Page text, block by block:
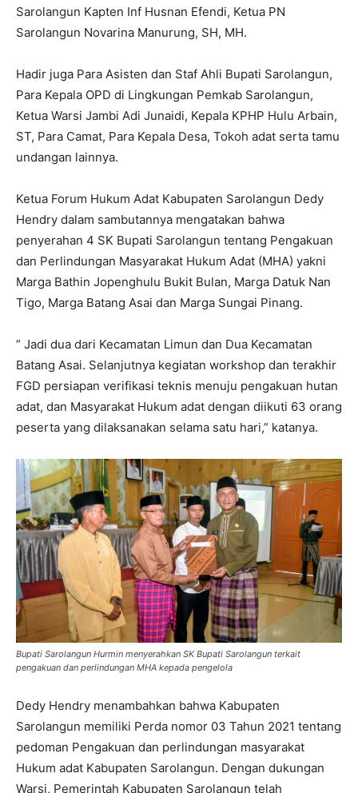
Sarolangun Kapten Inf Husnan Efendi, Ketua PN
Sarolangun Novarina Manurung, SH, MH.
Hadir juga Para Asisten dan Staf Ahli Bupati Sarolangun,
Para Kepala OPD di Lingkungan Pemkab Sarolangun,
Ketua Warsi Jambi Adi Junaidi, Kepala KPHP Hulu Arbain,
ST, Para Camat, Para Kepala Desa, Tokoh adat serta tamu
undangan lainnya.
Ketua Forum Hukum Adat Kabupaten Sarolangun Dedy
Hendry dalam sambutannya mengatakan bahwa
penyerahan 4 SK Bupati Sarolangun tentang Pengakuan
dan Perlindungan Masyarakat Hukum Adat (MHA) yakni
Marga Bathin Jopenghulu Bukit Bulan, Marga Datuk Nan
Tigo, Marga Batang Asai dan Marga Sungai Pinang.
” Jadi dua dari Kecamatan Limun dan Dua Kecamatan
Batang Asai. Selanjutnya kegiatan workshop dan terakhir
FGD persiapan verifikasi teknis menuju pengakuan hutan
adat, dan Masyarakat Hukum adat dengan diikuti 63 orang
peserta yang dilaksanakan selama satu hari,” katanya.
Bupati Sarolangun Hurmin menyerahkan SK Bupati Sarolangun terkait
pengakuan dan perlindungan MHA kepada pengelola
Dedy Hendry menambahkan bahwa Kabupaten
Sarolangun memiliki Perda nomor 03 Tahun 2021 tentang
pedoman Pengakuan dan perlindungan masyarakat
Hukum adat Kabupaten Sarolangun. Dengan dukungan
Warsi, Pemerintah Kabupaten Sarolangun telah